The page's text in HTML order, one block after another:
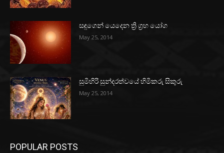
සඳුගෙන් යෙදෙන ත්‍රි ග්‍රහ යෝග
May 25, 2014
සුමිහිරි සුන්දරත්වයේ හිමිකරු සිකුරු
May 25, 2014
POPULAR POSTS